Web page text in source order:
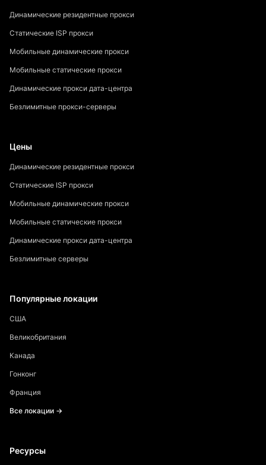
Динамические резидентные прокси
Статические ISP прокси
Мобильные динамические прокси
Мобильные статические прокси
Динамические прокси дата-центра
Безлимитные прокси-серверы
Цены
Динамические резидентные прокси
Статические ISP прокси
Мобильные динамические прокси
Мобильные статические прокси
Динамические прокси дата-центра
Безлимитные серверы
Популярные локации
США
Великобритания
Канада
Гонконг
Франция
Все локации →
Ресурсы